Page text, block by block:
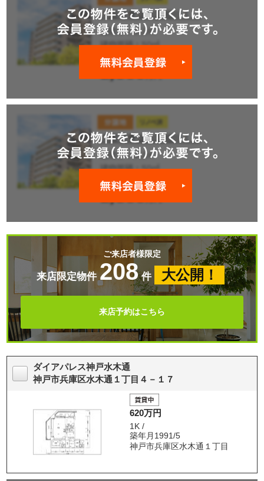
ご来店者様限定
来店限定物件 208 件 大公開！
来店予約はこちら
ダイアパレス神戸水木通
神戸市兵庫区水木通１丁目４－１７
620万円
1K /
築年月1991/5
神戸市兵庫区水木通１丁目